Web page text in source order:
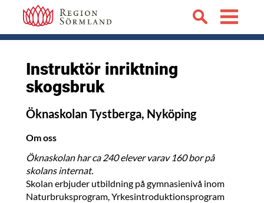
Instruktör inriktning
skogsbruk
Öknaskolan Tystberga, Nyköping
Om oss
Öknaskolan har ca 240 elever varav 160 bor på
skolans internat.
Skolan erbjuder utbildning på gymnasienivå inom
Naturbruksprogram, Yrkesintroduktionsprogram